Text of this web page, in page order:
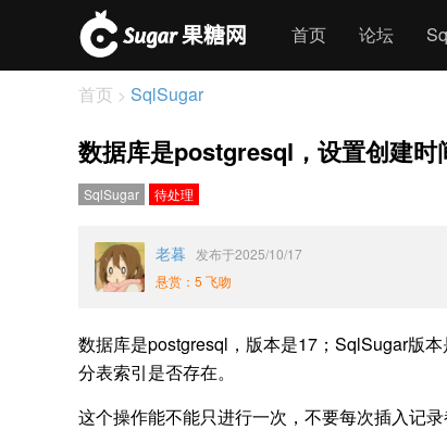
首页 论坛
首页 > SqlSugar
数据库是postgresql，设置创建时
SqlSugar 待处理
老暮
发布于2025/10/17
悬赏：5 飞吻
数据库是postgresql，版本是17；SqlSugar版
分表索引是否存在。
这个操作能不能只进行一次，不要每次插入记